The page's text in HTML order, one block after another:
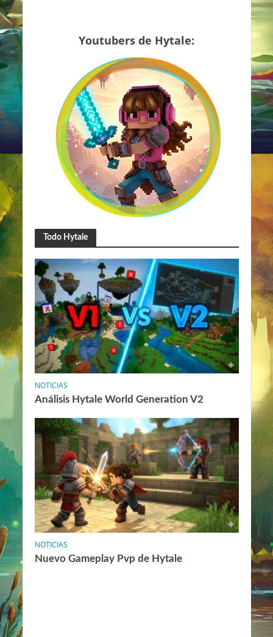
Youtubers de Hytale:
Todo Hytale
NOTICIAS
Análisis Hytale World Generation V2
NOTICIAS
Nuevo Gameplay Pvp de Hytale